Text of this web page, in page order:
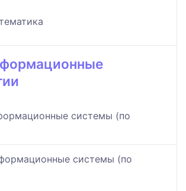
системы (по
системы (по